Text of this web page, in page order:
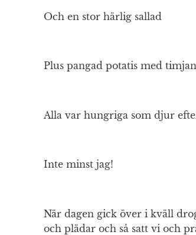
Och en stor härlig sallad
Plus pangad potatis med
Alla var hungriga som djur
Inte minst jag!
När dagen gick över i kväll
och plädar och så satt vi och